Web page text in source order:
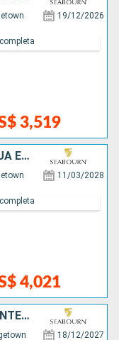
19/12/2026
3,519
BARBADOS, SANTA LUCIA, ANTIGUA E BARBUDA, ESTADOS UNIDOS
11/03/2028
4,021
BARBADOS, GRENADA, SÃO VINCENTE E GRANADINAS, ANTIGUA E BARBUDA, ESTADOS UNIDOS
18/12/2027